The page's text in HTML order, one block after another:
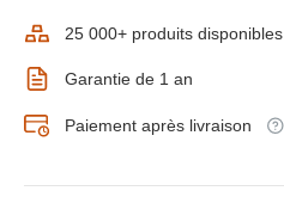
25 000+ produits disponibles
Garantie de 1 an
Paiement après livraison